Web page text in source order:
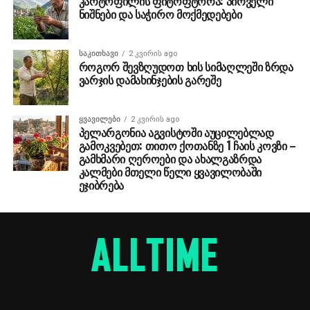
ნიშნები და საჭირო მოქმედებები
ᲡᲐᲙᲘᲗᲮᲐᲕᲘ 2 კვირის ago
როგორ შევზღუდოთ ხის სიმაღლეში ზრდა
ვარჯის დამახინჯების გარეშე
ᲧᲕᲐᲕᲘᲚᲔᲑᲘ 2 კვირის ago
პელარგონია აგვისტოში აუცილებლად
გამოკვებეთ: თითო ქოთანზე 1 ჩაის კოვზი –
გამხმარი ღეროები და ახალგაზრდა
კალმები მთელი წელი ყვავილობაში
ეჯიბრება